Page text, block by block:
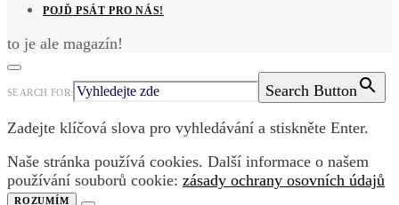
POJĎ PSÁT PRO NÁS!
to je ale magazín!
SEARCH FOR: Search Button
Zadejte klíčová slova pro vyhledávání a stiskněte Enter.
Naše stránka používá cookies. Další informace o našem
používání souborů cookie: zásady ochrany osovních údajů
ROZUMÍM